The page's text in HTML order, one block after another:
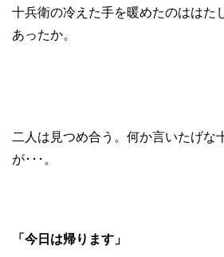
十兵衛の冷えた手を暖めたのははた
あったか。
二人は見つめ合う。何か言いたげな
が･･･。
「今日は帰ります」